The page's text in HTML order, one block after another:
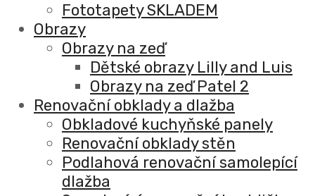
Fototapety SKLADEM
Obrazy
Obrazy na zeď
Dětské obrazy Lilly and Luis
Obrazy na zeď Patel 2
Renovační obklady a dlažba
Obkladové kuchyňské panely
Renovační obklady stěn
Podlahová renovační samolepící
dlažba